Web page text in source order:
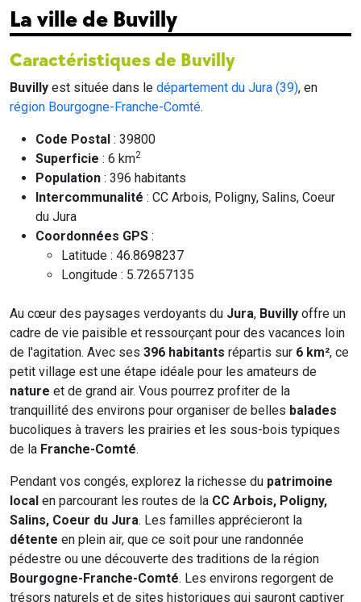
La ville de Buvilly
Caractéristiques de Buvilly
Buvilly est située dans le département du Jura (39), en
région Bourgogne-Franche-Comté.
Code Postal : 39800
Superficie : 6 km2
Population : 396 habitants
Intercommunalité : CC Arbois, Poligny, Salins, Coeur
du Jura
Coordonnées GPS :
Latitude : 46.8698237
Longitude : 5.72657135
Au cœur des paysages verdoyants du Jura, Buvilly offre un
cadre de vie paisible et ressourçant pour des vacances loin
de l'agitation. Avec ses 396 habitants répartis sur 6 km², ce
petit village est une étape idéale pour les amateurs de
nature et de grand air. Vous pourrez profiter de la
tranquillité des environs pour organiser de belles balades
bucoliques à travers les prairies et les sous-bois typiques
de la Franche-Comté.
Pendant vos congés, explorez la richesse du patrimoine
local en parcourant les routes de la CC Arbois, Poligny,
Salins, Coeur du Jura. Les familles apprécieront la
détente en plein air, que ce soit pour une randonnée
pédestre ou une découverte des traditions de la région
Bourgogne-Franche-Comté. Les environs regorgent de
trésors naturels et de sites historiques qui sauront captiver